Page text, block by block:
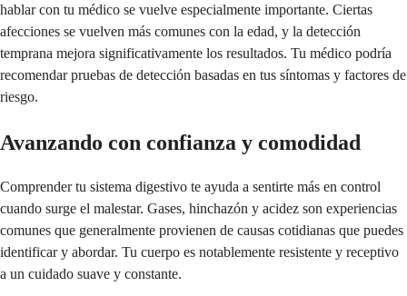
hablar con tu médico se vuelve especialmente importante. Ciertas
afecciones se vuelven más comunes con la edad, y la detección
temprana mejora significativamente los resultados. Tu médico podría
recomendar pruebas de detección basadas en tus síntomas y factores de
riesgo.
Avanzando con confianza y comodidad
Comprender tu sistema digestivo te ayuda a sentirte más en control
cuando surge el malestar. Gases, hinchazón y acidez son experiencias
comunes que generalmente provienen de causas cotidianas que puedes
identificar y abordar. Tu cuerpo es notablemente resistente y receptivo
a un cuidado suave y constante.